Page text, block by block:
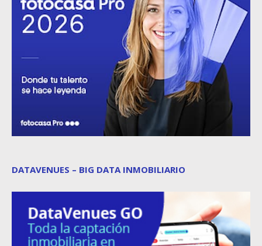
DATAVENUES – BIG DATA INMOBILIARIO